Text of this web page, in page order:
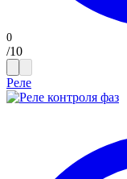
/10
Реле